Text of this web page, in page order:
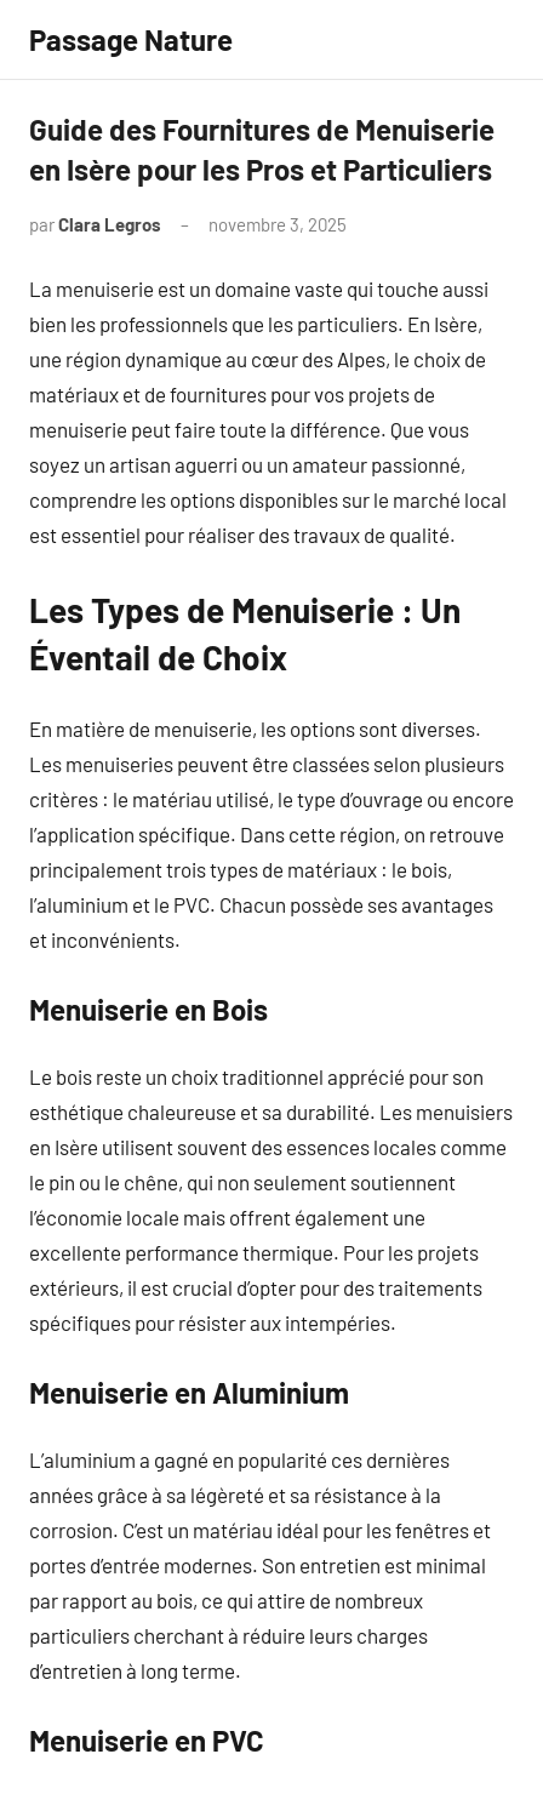
contenu
Passage Nature
Guide des Fournitures de Menuiserie
en Isère pour les Pros et Particuliers
parClara Legros novembre 3, 2025
La menuiserie est un domaine vaste qui touche aussi
bien les professionnels que les particuliers. En Isère,
une région dynamique au cœur des Alpes, le choix de
matériaux et de fournitures pour vos projets de
menuiserie peut faire toute la différence. Que vous
soyez un artisan aguerri ou un amateur passionné,
comprendre les options disponibles sur le marché local
est essentiel pour réaliser des travaux de qualité.
Les Types de Menuiserie : Un
Éventail de Choix
En matière de menuiserie, les options sont diverses.
Les menuiseries peuvent être classées selon plusieurs
critères : le matériau utilisé, le type d’ouvrage ou encore
l’application spécifique. Dans cette région, on retrouve
principalement trois types de matériaux : le bois,
l’aluminium et le PVC. Chacun possède ses avantages
et inconvénients.
Menuiserie en Bois
Le bois reste un choix traditionnel apprécié pour son
esthétique chaleureuse et sa durabilité. Les menuisiers
en Isère utilisent souvent des essences locales comme
le pin ou le chêne, qui non seulement soutiennent
l’économie locale mais offrent également une
excellente performance thermique. Pour les projets
extérieurs, il est crucial d’opter pour des traitements
spécifiques pour résister aux intempéries.
Menuiserie en Aluminium
L’aluminium a gagné en popularité ces dernières
années grâce à sa légèreté et sa résistance à la
corrosion. C’est un matériau idéal pour les fenêtres et
portes d’entrée modernes. Son entretien est minimal
par rapport au bois, ce qui attire de nombreux
particuliers cherchant à réduire leurs charges
d’entretien à long terme.
Menuiserie en PVC